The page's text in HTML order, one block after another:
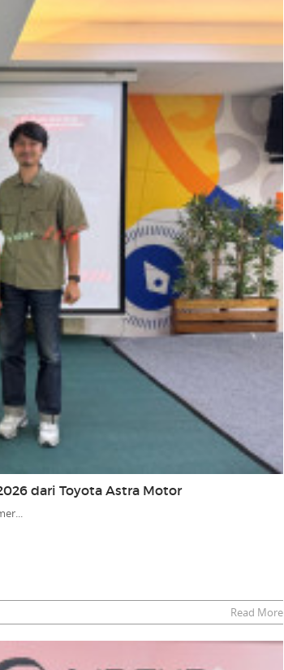
dari Toyota Astra Motor
Read More